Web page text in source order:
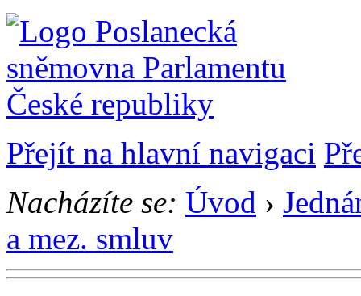
Přejít na hlavní navigaci
Nacházíte se: Úvod ›
a mez. smluv